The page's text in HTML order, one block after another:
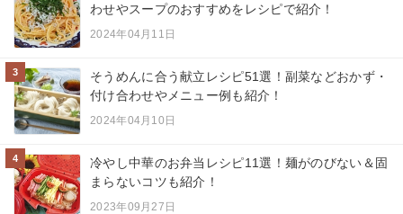
わせやスープのおすすめをレシピで紹介！
2024年04月11日
3
そうめんに合う献立レシピ51選！副菜などおかず・
付け合わせやメニュー例も紹介！
2024年04月10日
4
冷やし中華のお弁当レシピ11選！麺がのびない＆固
まらないコツも紹介！
2023年09月27日